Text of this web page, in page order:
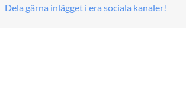
Dela gärna inlägget i era sociala kanaler!